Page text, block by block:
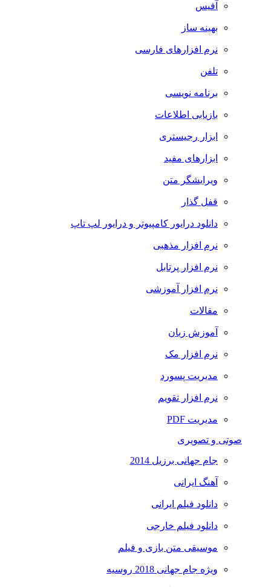
آفیس
بهینه ساز
نرم افزارهای فارسی
تلفن
برنامه نویسی
بازیابی اطلاعات
ابزار رجیستری
ابزارهای مفید
ویرایشگر متن
قفل گذار
دانلود درایور کامپیوتر و درایور لپ تاپ
نرم افزار مذهبی
نرم افزار پرتابل
نرم افزار آموزشی
مقالات
آموزش زبان
نرم افزار مک
مدیریت پسورد
نرم افزار تقویم
مدیریت PDF
صوتی و تصویری
جام جهانی برزیل 2014
آهنگ ایرانی
دانلود فیلم ایرانی
دانلود فیلم خارجی
موسیقی متن بازی و فیلم
ویژه جام جهانی 2018 روسیه